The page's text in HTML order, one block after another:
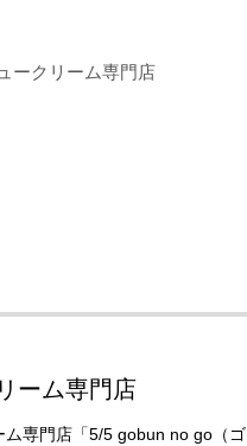
ークリーム専門店
ーム専門店
専門店「5/5 gobun no go（